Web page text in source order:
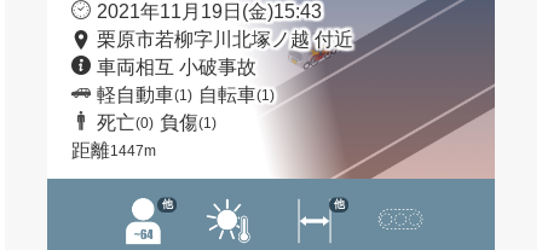
2021年11月19日(金)15:43
栗原市若柳字川北塚ノ越 付近
車両相互 小破事故
軽自動車(1) 自転車(1)
死亡(0) 負傷(1)
距離1447m
他 他